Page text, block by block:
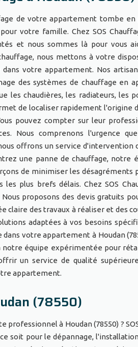
de votre appartement tombe
votre famille. Chez SOS
et nous sommes là pour vous
nous mettons à votre
votre appartement. Nos
des systèmes de chauffage
les chaudières, les radiateurs, les
de localiser rapidement
pouvez compter sur leur
Nous comprenons l'urgence
offrons un service d'intervention
une panne de chauffage,
de minimiser les
plus brefs délais. Chez SOS
proposons des devis gratuits
claire des travaux à réaliser et des
adaptées à vos besoins
votre appartement à Houdan
notre équipe expérimentée pour
un service de qualité
appartement.
(78550)
professionnel à Houdan (78550) ?
soit pour le dépannage,